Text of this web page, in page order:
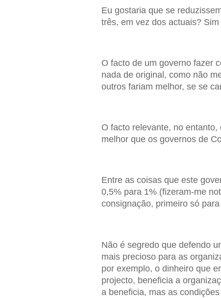
Eu gostaria que se
três, em vez dos actuais?
O facto de um governo fazer
nada de original, como não
outros fariam melhor, se se
O facto relevante, no
melhor que os governos de
Entre as coisas que este
0,5% para 1% (fizeram-me
consignação, primeiro só
Não é segredo que defendo
mais precioso para as
por exemplo, o dinheiro que
projecto, beneficia a
a beneficia, mas as